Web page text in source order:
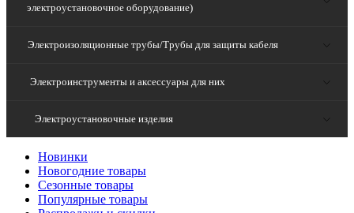
электроустановочное оборудование)
Электроизоляционные трубы/Трубы для защиты кабеля
Электроинструменты и аксессуары для них
Электроустановочные изделия
Новинки
Новогодние товары
Сезонные товары
Популярные товары